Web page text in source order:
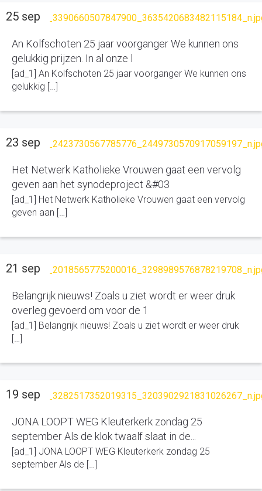
An Kolfschoten 25 jaar voorganger We kunnen ons
gelukkig prijzen. In al onze l
[ad_1] An Kolfschoten 25 jaar voorganger We kunnen ons
gelukkig […]
25 sep
Het Netwerk Katholieke Vrouwen gaat een vervolg
geven aan het synodeproject &#03
[ad_1] Het Netwerk Katholieke Vrouwen gaat een vervolg
geven aan […]
23 sep
Belangrijk nieuws! Zoals u ziet wordt er weer druk
overleg gevoerd om voor de 1
[ad_1] Belangrijk nieuws! Zoals u ziet wordt er weer druk
[…]
21 sep
JONA LOOPT WEG Kleuterkerk zondag 25
september Als de klok twaalf slaat in de...
[ad_1] JONA LOOPT WEG Kleuterkerk zondag 25
september Als de […]
19 sep